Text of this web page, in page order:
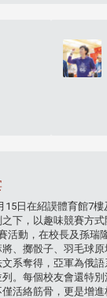
15日在紹謨體育館7
下，以趣味競賽方式
活動，在校長及孫
、擲骰子、羽毛球
系奪得，亞軍為俄
。每個校友會還特
活絡筋骨，更是增進